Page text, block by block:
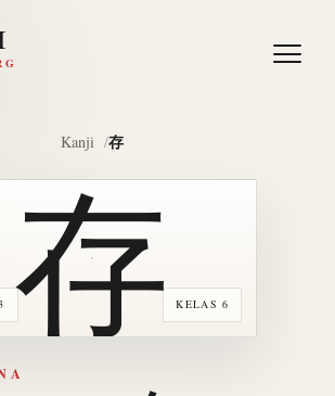
Kanji 存
KELAS 6
存